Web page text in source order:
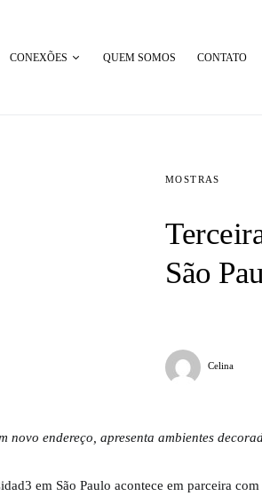
CONEXÕES QUEM SOMOS CONTATO
MOSTRAS
São
Celina
novo endereço, apresenta ambientes
em São Paulo acontece em parceira com